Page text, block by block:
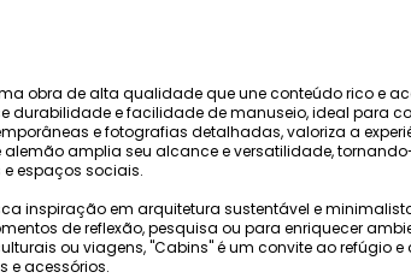
obra de alta qualidade que une conteúdo rico e
durabilidade e facilidade de manuseio, ideal
e fotografias detalhadas, valoriza a
alemão amplia seu alcance e versatilidade,
e espaços sociais.
inspiração em arquitetura sustentável e
de reflexão, pesquisa ou para enriquecer
ou viagens, "Cabins" é um convite ao refúgio
e acessórios.